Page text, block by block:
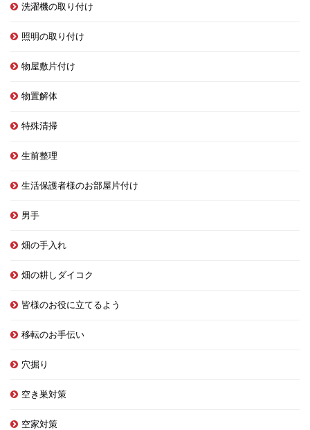
洗濯機の取り付け
照明の取り付け
物屋敷片付け
物置解体
特殊清掃
生前整理
生活保護者様のお部屋片付け
男手
畑の手入れ
畑の耕しダイコク
皆様のお役に立てるよう
移転のお手伝い
穴掘り
空き巣対策
空家対策